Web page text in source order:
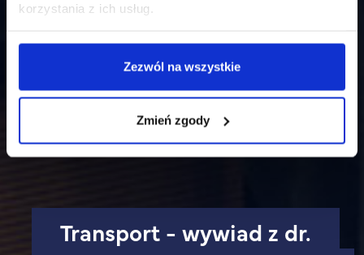
korzystania z ich usług.
Zezwól na wszystkie
Zmień zgody
Transport - wywiad z dr.